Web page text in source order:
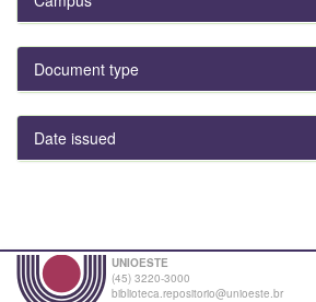
Document type
Date issued
UNIOESTE
(45) 3220-3000
biblioteca.repositorio@unioeste.br